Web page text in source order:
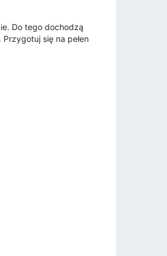
Do tego dochodzą
się na pełen